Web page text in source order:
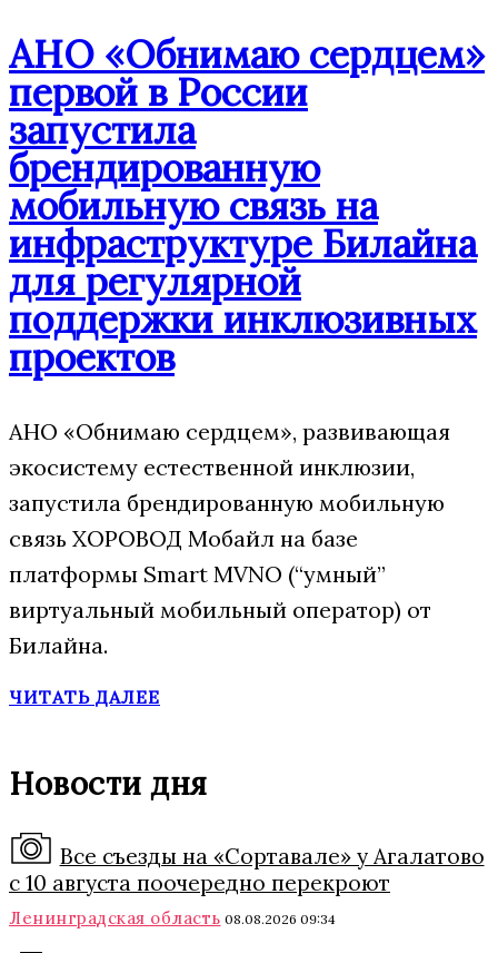
АНО «Обнимаю сердцем»
первой в России
запустила
брендированную
мобильную связь на
инфраструктуре Билайна
для регулярной
поддержки инклюзивных
проектов
АНО «Обнимаю сердцем», развивающая
экосистему естественной инклюзии,
запустила брендированную мобильную
связь ХОРОВОД Мобайл на базе
платформы Smart MVNO (“умный”
виртуальный мобильный оператор) от
Билайна.
ЧИТАТЬ ДАЛЕЕ
Новости дня
Все съезды на «Сортавале» у Агалатово
с 10 августа поочередно перекроют
Ленинградская область 08.08.2026 09:34